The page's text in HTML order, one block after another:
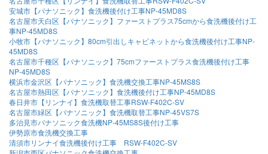
安城市【パナソニック】食洗機後付け工事NP-45MD8S
名古屋市天白区【パナソニック】ファーストプラス75cmから食洗機後付け工
事NP-45MD8S
小牧市【パナソニック】80cm引出しキャビネットから食洗機後付け工事NP-
45MD8S
名古屋市千種区【パナソニック】75cmファーストプラス食洗機後付け工事
NP-45MD8S
横浜市金沢区【パナソニック】食洗機交換工事NP-45MS8S
名古屋市熱田区【パナソニック】食洗機後付け工事NP-45MD8S
春日井市【リンナイ】食洗機取替工事RSW-F402C-SV
名古屋市緑区【パナソニック】食洗機取替工事NP-45VS7S
多治見市パナソニック食洗機NP-45MS8S後付け工事
伊勢原市食洗機交換工事
清須市リンナイ食洗機後付け工事 RSW-F402C-SV